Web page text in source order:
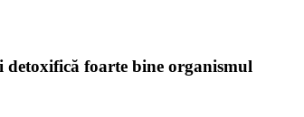
detoxifică foarte bine organismul